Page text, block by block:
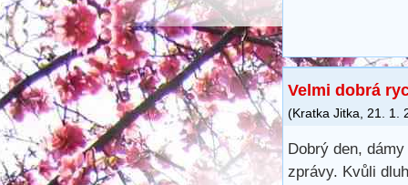
Velmi dobrá
(Kratka Jitka, 21. 1.
Dobrý den,
zprávy. Kvůli